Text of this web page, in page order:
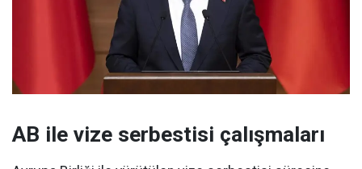
AB ile vize serbestisi çalışmaları